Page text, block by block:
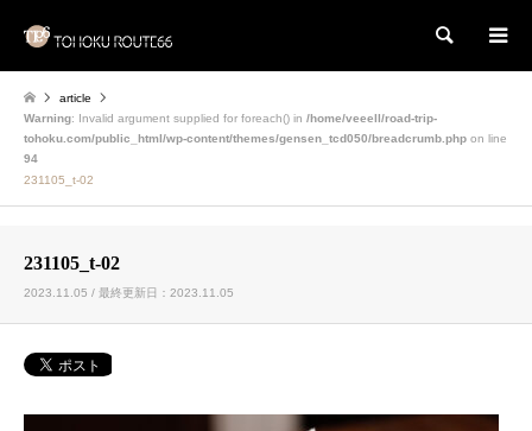
検索
article
Warning: Invalid argument supplied for foreach() in /home/veeell/road-trip-
tohoku.com/public_html/wp-content/themes/gensen_tcd050/breadcrumb.php on line
94
231105_t-02
231105_t-02
2023.11.05 / 最終更新日：2023.11.05